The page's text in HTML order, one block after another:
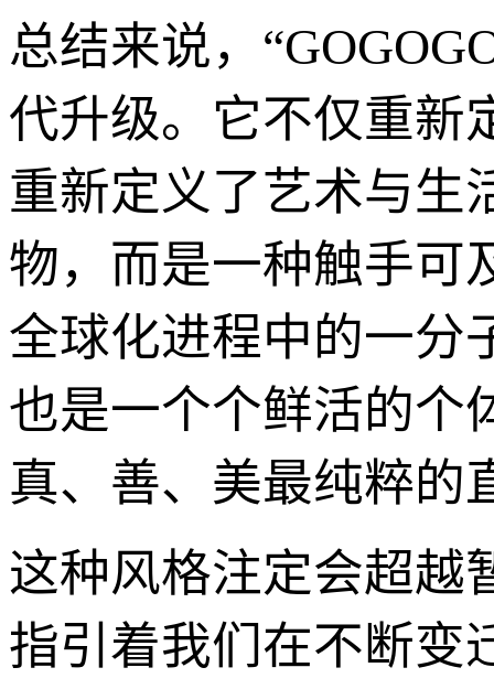
总结来说，
代升级。它不仅重新
重新定义了艺术与生
物，而是一种触手可
全球化进程中的一分
也是一个个鲜活的个
真、善、美最纯粹的
这种风格注定会超越
指引着我们在不断变